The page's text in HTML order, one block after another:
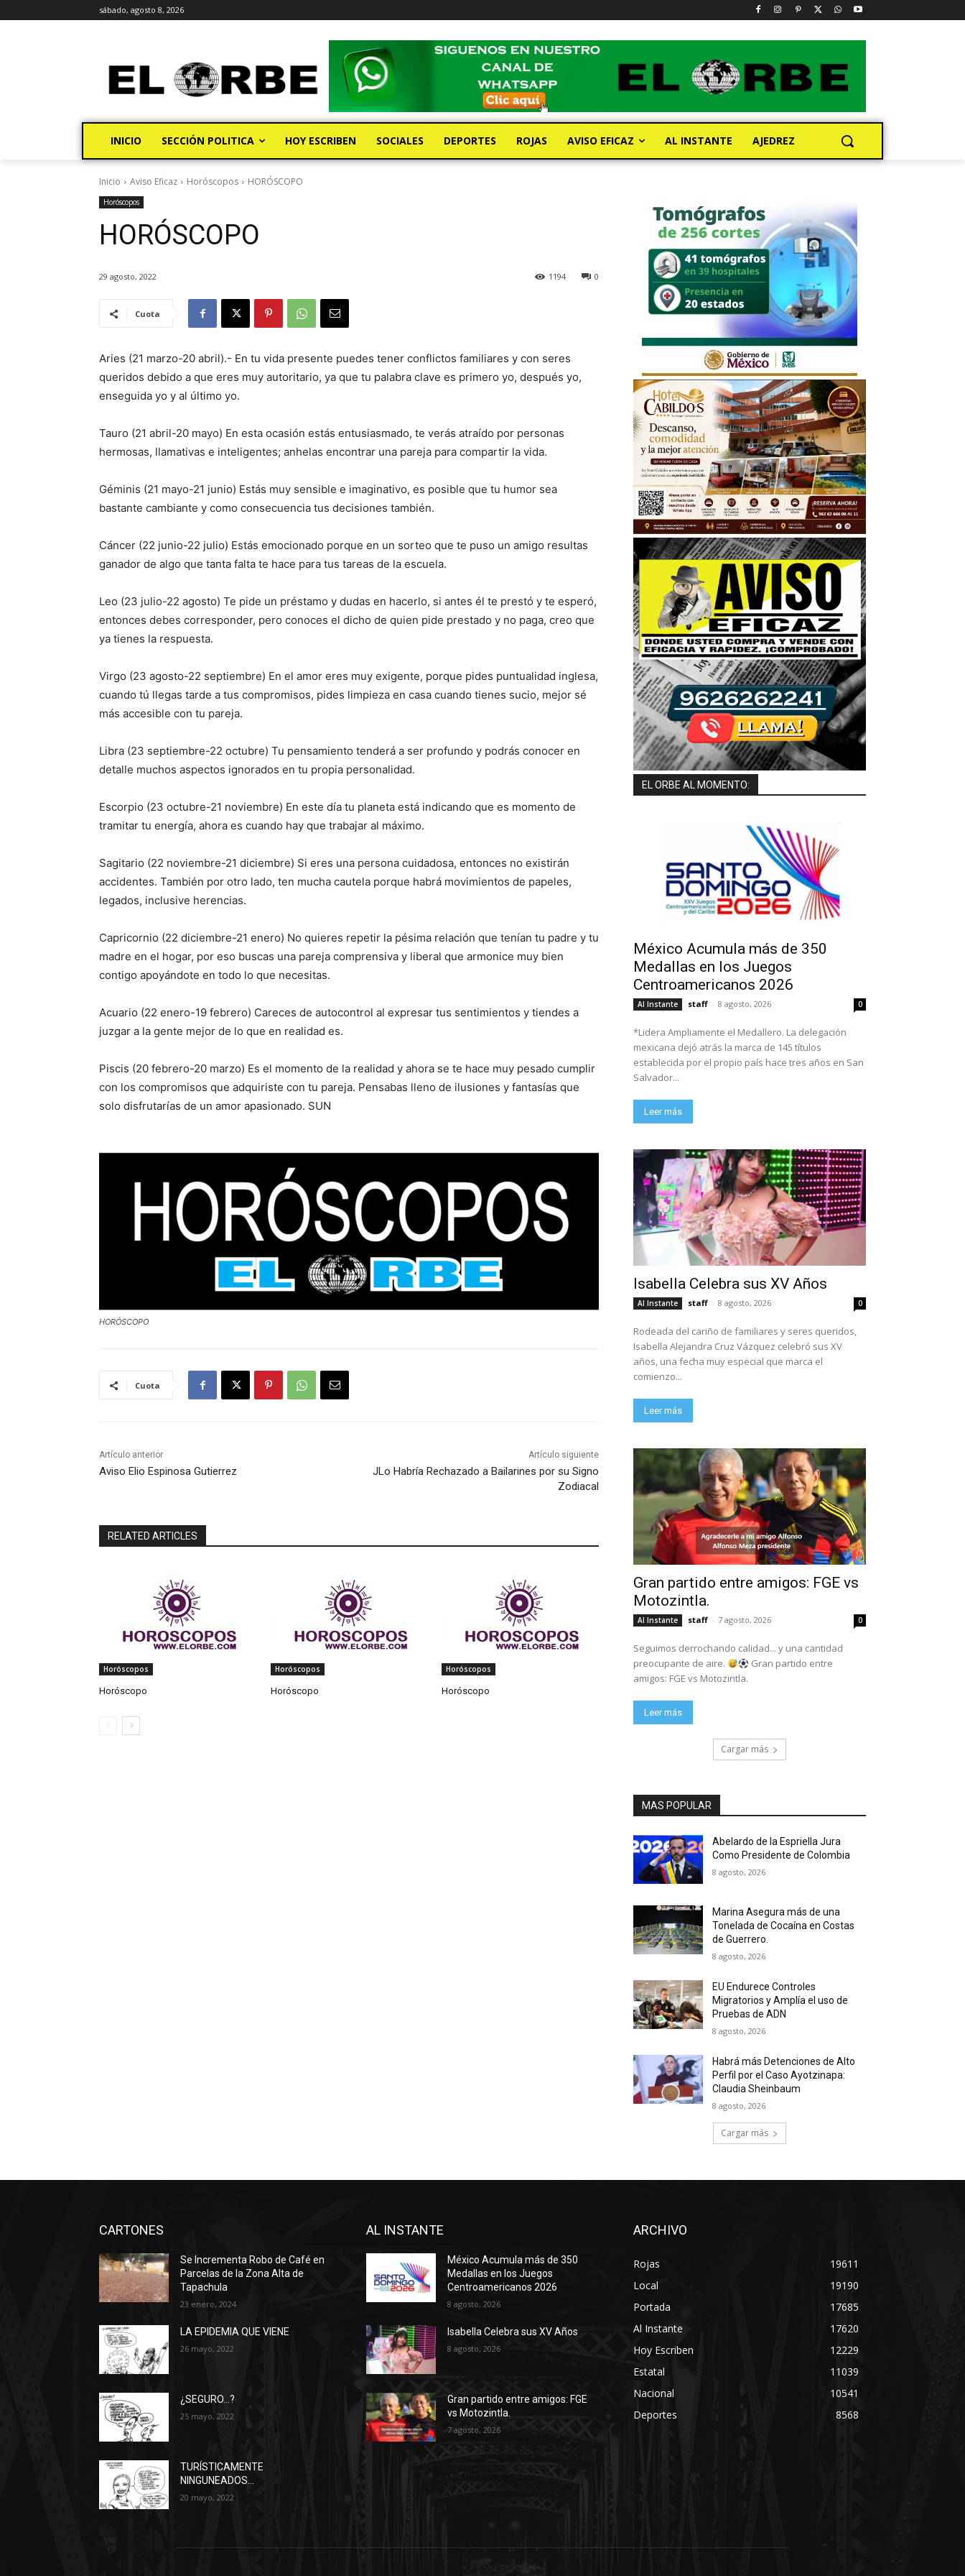
sábado, agosto 8, 2026
INICIO SECCIÓN POLITICA HOY ESCRIBEN SOCIALES DEPORTES ROJAS AVISO EFICAZ AL INSTANTE AJEDREZ
Inicio Aviso Eficaz Horóscopos HORÓSCOPO
Horóscopos
HORÓSCOPO
29 agosto, 2022 0
1194
Cuota
Aries (21 marzo-20 abril).- En tu vida presente puedes tener conflictos familiares y con seres
queridos debido a que eres muy autoritario, ya que tu palabra clave es primero yo, después yo,
enseguida yo y al último yo.
Tauro (21 abril-20 mayo) En esta ocasión estás entusiasmado, te verás atraído por personas
hermosas, llamativas e inteligentes; anhelas encontrar una pareja para compartir la vida.
Géminis (21 mayo-21 junio) Estás muy sensible e imaginativo, es posible que tu humor sea
bastante cambiante y como consecuencia tus decisiones también.
Cáncer (22 junio-22 julio) Estás emocionado porque en un sorteo que te puso un amigo resultas
ganador de algo que tanta falta te hace para tus tareas de la escuela.
Leo (23 julio-22 agosto) Te pide un préstamo y dudas en hacerlo, si antes él te prestó y te esperó,
entonces debes corresponder, pero conoces el dicho de quien pide prestado y no paga, creo que
ya tienes la respuesta.
Virgo (23 agosto-22 septiembre) En el amor eres muy exigente, porque pides puntualidad inglesa,
cuando tú llegas tarde a tus compromisos, pides limpieza en casa cuando tienes sucio, mejor sé
más accesible con tu pareja.
Libra (23 septiembre-22 octubre) Tu pensamiento tenderá a ser profundo y podrás conocer en
detalle muchos aspectos ignorados en tu propia personalidad.
Escorpio (23 octubre-21 noviembre) En este día tu planeta está indicando que es momento de
tramitar tu energía, ahora es cuando hay que trabajar al máximo.
Sagitario (22 noviembre-21 diciembre) Si eres una persona cuidadosa, entonces no existirán
accidentes. También por otro lado, ten mucha cautela porque habrá movimientos de papeles,
legados, inclusive herencias.
Capricornio (22 diciembre-21 enero) No quieres repetir la pésima relación que tenían tu padre y tu
madre en el hogar, por eso buscas una pareja comprensiva y liberal que armonice muy bien
contigo apoyándote en todo lo que necesitas.
Acuario (22 enero-19 febrero) Careces de autocontrol al expresar tus sentimientos y tiendes a
juzgar a la gente mejor de lo que en realidad es.
Piscis (20 febrero-20 marzo) Es el momento de la realidad y ahora se te hace muy pesado cumplir
con los compromisos que adquiriste con tu pareja. Pensabas lleno de ilusiones y fantasías que
solo disfrutarías de un amor apasionado. SUN
HORÓSCOPO
Cuota
Artículo anterior
Aviso Elio Espinosa Gutierrez
Artículo siguiente
JLo Habría Rechazado a Bailarines por su Signo
Zodiacal
RELATED ARTICLES
Horóscopos
Horóscopo
Horóscopos
Horóscopo
Horóscopos
Horóscopo
EL ORBE AL MOMENTO:
México Acumula más de 350
Medallas en los Juegos
Centroamericanos 2026
Al Instante staff - 8 agosto, 2026 0
*Lidera Ampliamente el Medallero. La delegación
mexicana dejó atrás la marca de 145 títulos
establecida por el propio país hace tres años en San
Salvador...
Leer más
Isabella Celebra sus XV Años
Al Instante staff - 8 agosto, 2026 0
Rodeada del cariño de familiares y seres queridos,
Isabella Alejandra Cruz Vázquez celebró sus XV
años, una fecha muy especial que marca el
comienzo...
Leer más
Gran partido entre amigos: FGE vs
Motozintla.
Al Instante staff - 7 agosto, 2026 0
Seguimos derrochando calidad... y una cantidad
preocupante de aire.
Gran partido entre
amigos: FGE vs Motozintla.
Leer más
Cargar más
MAS POPULAR
Abelardo de la Espriella Jura
Como Presidente de Colombia
8 agosto, 2026
Marina Asegura más de una
Tonelada de Cocaína en Costas
de Guerrero.
8 agosto, 2026
EU Endurece Controles
Migratorios y Amplía el uso de
Pruebas de ADN
8 agosto, 2026
Habrá más Detenciones de Alto
Perfil por el Caso Ayotzinapa:
Claudia Sheinbaum
8 agosto, 2026
Cargar más
CARTONES
Se Incrementa Robo de Café en
Parcelas de la Zona Alta de
Tapachula
23 enero, 2024
LA EPIDEMIA QUE VIENE
26 mayo, 2022
¿SEGURO…?
25 mayo, 2022
TURÍSTICAMENTE
NINGUNEADOS…
20 mayo, 2022
AL INSTANTE
México Acumula más de 350
Medallas en los Juegos
Centroamericanos 2026
8 agosto, 2026
Isabella Celebra sus XV Años
8 agosto, 2026
Gran partido entre amigos: FGE
vs Motozintla.
7 agosto, 2026
ARCHIVO
Rojas
19611
Local
19190
Portada
17685
Al Instante
17620
Hoy Escriben
12229
Estatal
11039
Nacional
10541
Deportes
8568